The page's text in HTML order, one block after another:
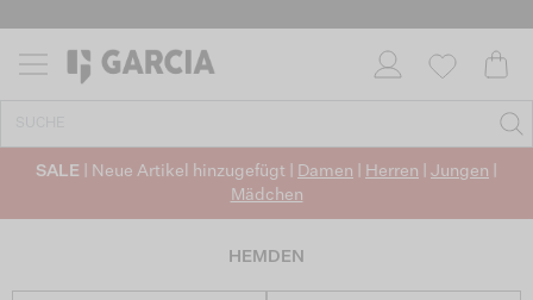
SALE | Neue Artikel hinzugefügt | Damen Herren Jungen
Mädchen
HEMDEN